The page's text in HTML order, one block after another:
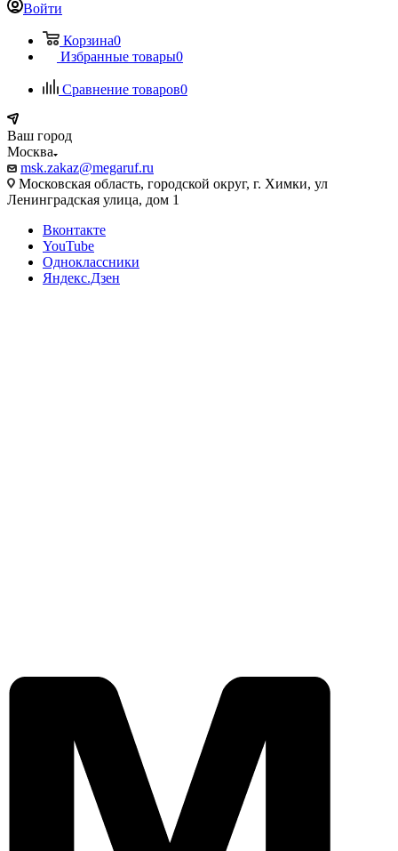
Войти
Корзина0
Избранные товары0
Сравнение товаров0
Ваш город
Москва
msk.zakaz@megaruf.ru
Московская область, городской округ, г. Химки, ул
Ленинградская улица, дом 1
Вконтакте
YouTube
Одноклассники
Яндекс.Дзен